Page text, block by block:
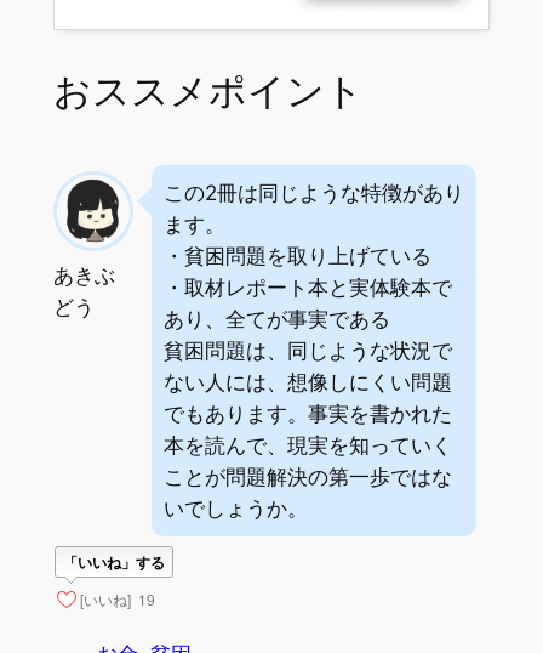
おススメポイント
あきぶ
どう
この2冊は同じような特徴があり
ます。
・貧困問題を取り上げている
・取材レポート本と実体験本で
あり、全てが事実である
貧困問題は、同じような状況で
ない人には、想像しにくい問題
でもあります。事実を書かれた
本を読んで、現実を知っていく
ことが問題解決の第一歩ではな
いでしょうか。
「いいね」する
[いいね] 19